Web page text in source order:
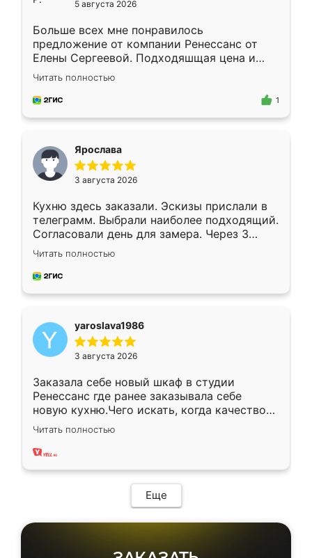
5 августа 2026
Больше всех мне понравилось
предложение от компании Ренессанс от
Елены Сергеевой. Подходяшщая цена и
короткие сроки изготовления. Приехавший
для замера сотрудник Владислав
предложил по моему эскизу самый
Читать полностью
1
Ярослава
3 августа 2026
Кухню здесь заказали. Эскизы прислали в
телеграмм. Выбрали наиболее подходящий.
Согласовали день для замера. Через 3
недели кухня была уже готова. Остались
довольны работой. Спасибо Ренессанс
мебель за качественную работу!
Читать полностью
yaroslava1986
3 августа 2026
Заказала себе новый шкаф в студии
Ренессанс где ранее заказывала себе
новую кухню.Чего искать, когда качеством
вполне довольна. Служит кухня уже почти
два года, нареканий нет.
Читать полностью
Еще